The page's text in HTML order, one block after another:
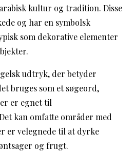
kultur og tradition. Disse
og har en symbolsk
som dekorative elementer
udtryk, der betyder
bruges som et søgeord,
er egnet til
kan omfatte områder med
er velegnede til at dyrke
og frugt.